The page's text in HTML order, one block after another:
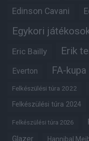
Edinson Cavani
Egykori
Eric Bailly Erik
Everton FA-kupa
Felkészülési túra 2022
Felkészülési túra 2024
Felkészülési túra 2026
Glazer Hannibal